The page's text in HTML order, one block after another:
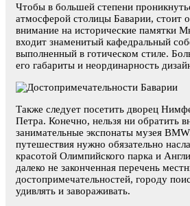
Чтобы в большей степени
атмосферой столицы Баварии, стоит
внимание на исторические памятки
входит знаменитый кафедральный
выполненный в готическом стиле.
его габариты и неординарность
Также следует посетить дворец
Петра. Конечно, нельзя ни обратить
занимательные экспонаты музея
путешествия нужно обязательно
красотой Олимпийского парка и
далеко не законченная перечень
достопримечательностей, городу
удивлять и завораживать.